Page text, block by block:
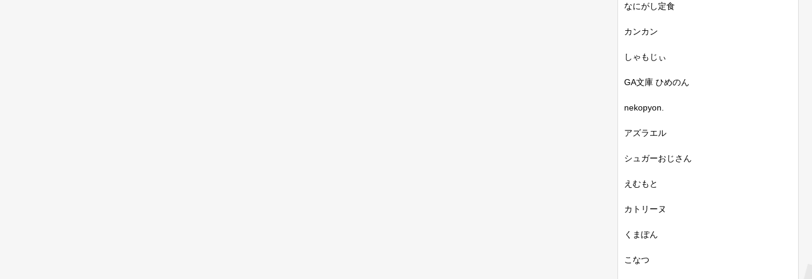
なにがし定食
カンカン
しゃもじぃ
GA文庫 ひめのん
nekopyon.
アズラエル
シュガーおじさん
えむもと
カトリーヌ
くまぽん
こなつ